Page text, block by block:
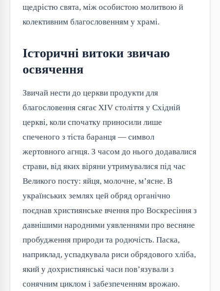
щедрістю свята, між особистою молитвою й
колективним благословенням у храмі.
Історичні витоки звичаю
освячення
Звичай нести до церкви продукти для
благословення сягає XIV століття у Східній
церкві, коли спочатку приносили лише
спеченого з тіста баранця — символ
жертовного агнця. З часом до нього додавалися
страви, від яких віряни утримувалися під час
Великого посту: яйця, молочне, м’ясне. В
українських землях цей обряд органічно
поєднав християнське вчення про Воскресіння з
давнішими народними уявленнями про весняне
пробудження природи та родючість. Паска,
наприклад, успадкувала риси обрядового хліба,
який у дохристиянські часи пов’язували з
сонячним циклом і забезпеченням врожаю.